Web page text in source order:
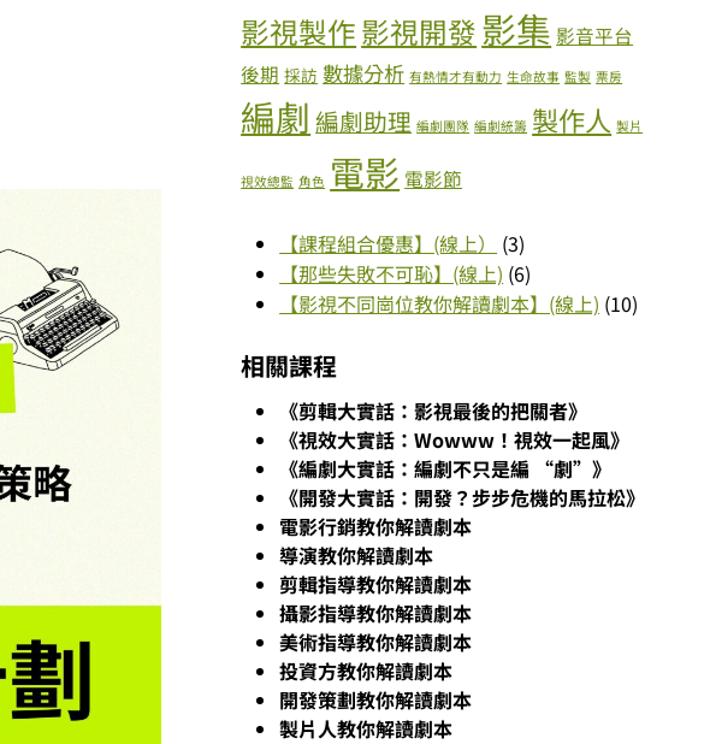
影視製作影視開發影集 影音平台
後期 採訪 數據分析 有熱情才有動力 生命故事 監製 票房
編劇 編劇助理 編劇團隊 編劇統籌 製作人 製片
視效總監 角色 電影 電影節
【課程組合優惠】(線上）
3
【那些失敗不可恥】(線上) 6
【影視不同崗位教你解讀劇本】(線上) 10
相關課程
《剪輯大實話：影視最後的把關者》
《視效大實話：Wowww！視效一起風》
《編劇大實話：編劇不只是編 “劇”》
《開發大實話：開發？步步危機的馬拉松》
電影行銷教你解讀劇本
導演教你解讀劇本
剪輯指導教你解讀劇本
攝影指導教你解讀劇本
美術指導教你解讀劇本
投資方教你解讀劇本
開發策劃教你解讀劇本
製片人教你解讀劇本